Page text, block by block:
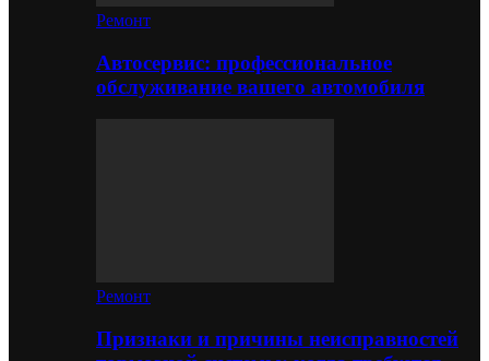
Ремонт
Автосервис: профессиональное
обслуживание вашего автомобиля
Ремонт
Признаки и причины неисправностей